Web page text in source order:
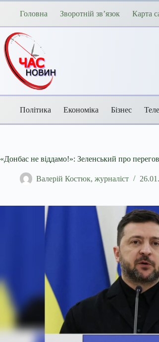
Перейти
Головна Зворотній зв’язок Карта
Політика Економіка Бізнес
«Донбас не віддамо!»: Зеленський про
Валерій Костюк, журналіст